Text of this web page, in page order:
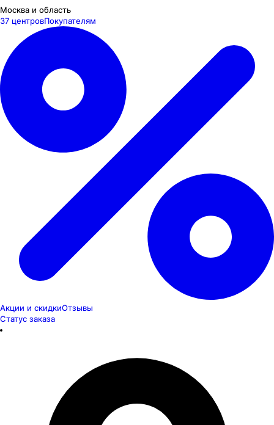
Москва и область
37 центровПокупателям
Акции и скидкиОтзывы
Статус заказа